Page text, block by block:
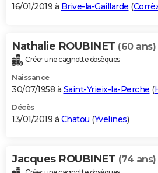
16/01/2019 à Brive-la-Gaillarde (
Nathalie ROUBINET (60 ans)
Créer une cagnotte obsèques
Naissance
30/07/1958 à Saint-Yrieix-la-Perche (
Décès
13/01/2019 à Chatou (Yvelines)
Jacques ROUBINET (74 ans)